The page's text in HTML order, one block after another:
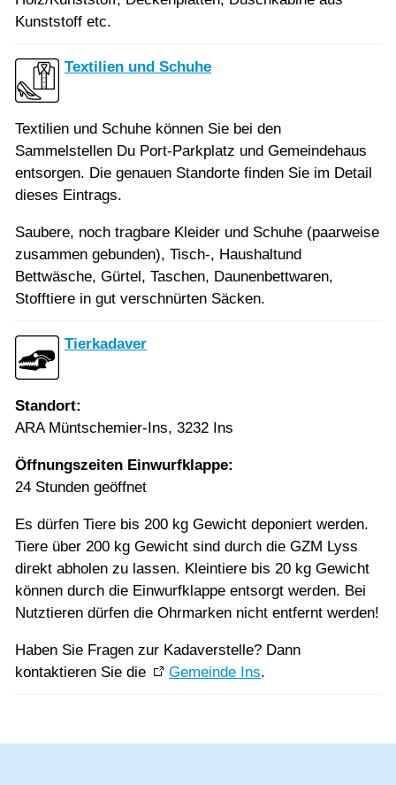
Kunststoff etc.
Textilien und Schuhe
Textilien und Schuhe können Sie bei den
Sammelstellen Du Port-Parkplatz und Gemeindehaus
entsorgen. Die genauen Standorte finden Sie im Detail
dieses Eintrags.
Saubere, noch tragbare Kleider und Schuhe (paarweise
zusammen gebunden), Tisch-, Haushaltund
Bettwäsche, Gürtel, Taschen, Daunenbettwaren,
Stofftiere in gut verschnürten Säcken.
Tierkadaver
Standort:
ARA Müntschemier-Ins, 3232 Ins
Öffnungszeiten Einwurfklappe:
24 Stunden geöffnet
Es dürfen Tiere bis 200 kg Gewicht deponiert werden.
Tiere über 200 kg Gewicht sind durch die GZM Lyss
direkt abholen zu lassen. Kleintiere bis 20 kg Gewicht
können durch die Einwurfklappe entsorgt werden. Bei
Nutztieren dürfen die Ohrmarken nicht entfernt werden!
Haben Sie Fragen zur Kadaverstelle? Dann
kontaktieren Sie die
Gemeinde Ins.